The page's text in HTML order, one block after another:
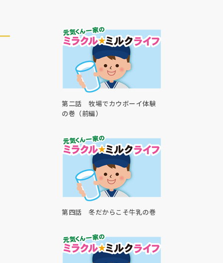
第二話 牧場でカウボーイ体験
の巻（前編）
第四話 冬だからこそ牛乳の巻